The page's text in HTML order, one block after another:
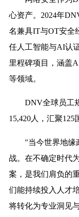
心资产。2024年
名兼具IT与OT安全
任人工智能与AI认
里程碑项目，涵盖
等领域。
DNV全球员工
15,420人，汇聚125
"当今世界地缘
战。在不确定时代
案，是我们肩负的
们能持续投入人才
将转化为专业洞见